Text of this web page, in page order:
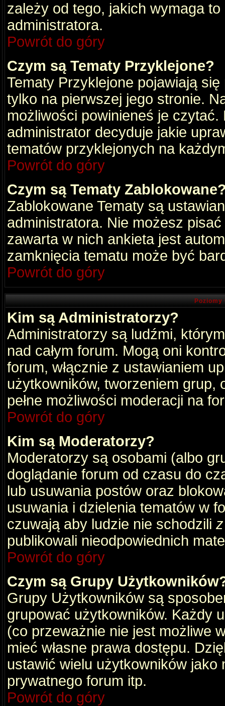
zależy od tego, jakich wymaga
administratora.
Powrót do góry
Czym są Tematy Przyklejone?
Tematy Przyklejone pojawiają
tylko na pierwszej jego stronie.
możliwości powinieneś je czytać.
administrator decyduje jakie
tematów przyklejonych na
Powrót do góry
Czym są Tematy
Zablokowane Tematy są
administratora. Nie możesz
zawarta w nich ankieta jest
zamknięcia tematu może być
Powrót do góry
Kim są Administratorzy?
Administratorzy są ludźmi,
nad całym forum. Mogą oni
forum, włącznie z ustawianiem
użytkowników, tworzeniem grup,
pełne możliwości moderacji na
Powrót do góry
Kim są Moderatorzy?
Moderatorzy są osobami (albo
doglądanie forum od czasu do
lub usuwania postów oraz
usuwania i dzielenia tematów w
czuwają aby ludzie nie schodzili
publikowali nieodpowiednich
Powrót do góry
Czym są Grupy
Grupy Użytkowników są
grupować użytkowników. Każdy
(co przeważnie nie jest możliwe
mieć własne prawa dostępu.
ustawić wielu użytkowników
prywatnego forum itp.
Powrót do góry